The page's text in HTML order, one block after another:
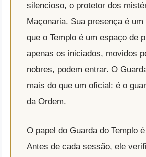
silencioso, o protetor dos
Maçonaria. Sua presença é
que o Templo é um espaço de
apenas os iniciados, movidos
nobres, podem entrar. O
mais do que um oficial: é o
da Ordem.
O papel do Guarda do Templo
Antes de cada sessão, ele